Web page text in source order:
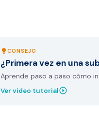
lightbulb CONSEJO
¿Primera vez en una
Aprende paso a paso cómo
Ver video tutorialplay_circle_outline